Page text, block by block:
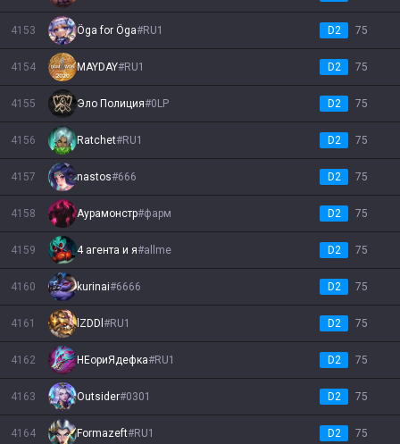
4153 Öga for Öga#RU1 D2 75
4154 MAYDAY#RU1 D2 75
4155 Эло Полиция#0LP D2 75
4156 Ratchеt#RU1 D2 75
4157 nastos#666 D2 75
4158 Аурамонстр#фарм D2 75
4159 4 агента и я#allme D2 75
4160 kurinai#6666 D2 75
4161 lZDDl #RU1 D2 75
4162 НЕориЯдефка#RU1 D2 75
4163 Outsider#0301 D2 75
4164 Formazeft#RU1 D2 75